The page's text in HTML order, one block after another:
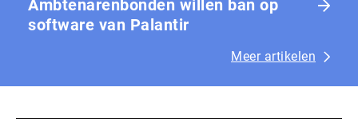
Ambtenarenbonden willen ban op
software van Palantir
Meer artikelen